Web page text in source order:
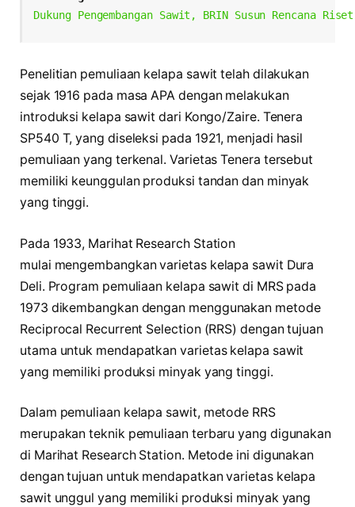
Dukung Pengembangan Sawit, BRIN Susun Rencana
Penelitian pemuliaan kelapa sawit telah dilakukan
sejak 1916 pada masa APA dengan melakukan
introduksi kelapa sawit dari Kongo/Zaire. Tenera
SP540 T, yang diseleksi pada 1921, menjadi hasil
pemuliaan yang terkenal. Varietas Tenera tersebut
memiliki keunggulan produksi tandan dan minyak
yang tinggi.
Pada 1933, Marihat Research Station
mulai mengembangkan varietas kelapa sawit Dura
Deli. Program pemuliaan kelapa sawit di MRS pada
1973 dikembangkan dengan menggunakan metode
Reciprocal Recurrent Selection (RRS) dengan tujuan
utama untuk mendapatkan varietas kelapa sawit
yang memiliki produksi minyak yang tinggi.
Dalam pemuliaan kelapa sawit, metode RRS
merupakan teknik pemuliaan terbaru yang digunakan
di Marihat Research Station. Metode ini digunakan
dengan tujuan untuk mendapatkan varietas kelapa
sawit unggul yang memiliki produksi minyak yang